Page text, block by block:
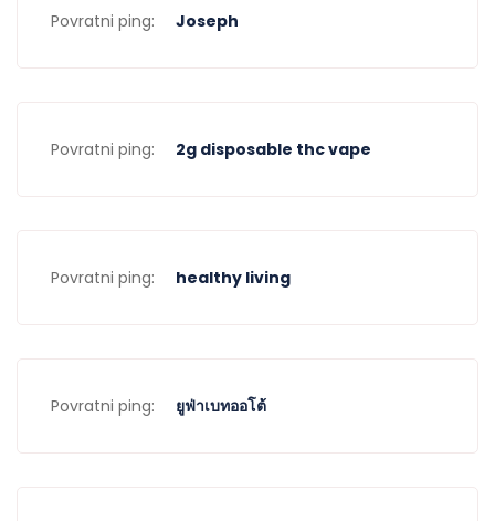
Povratni ping: Joseph
Povratni ping: 2g disposable thc vape
Povratni ping: healthy living
Povratni ping: ยูฟ่าเบทออโต้